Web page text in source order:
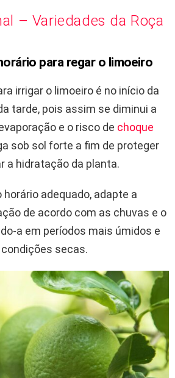
– Variedades da Roça
para regar o limoeiro
irrigar o limoeiro é no início da
tarde, pois assim se diminui a
e o risco de choque
sob sol forte a fim de proteger
a hidratação da planta.
adequado, adapte a
de acordo com as chuvas e o
a em períodos mais úmidos e
secas.